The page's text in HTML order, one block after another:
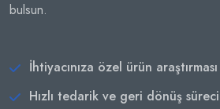
bulsun.
İhtiyacınıza özel ürün araştırması
Hızlı tedarik ve geri dönüş süreci